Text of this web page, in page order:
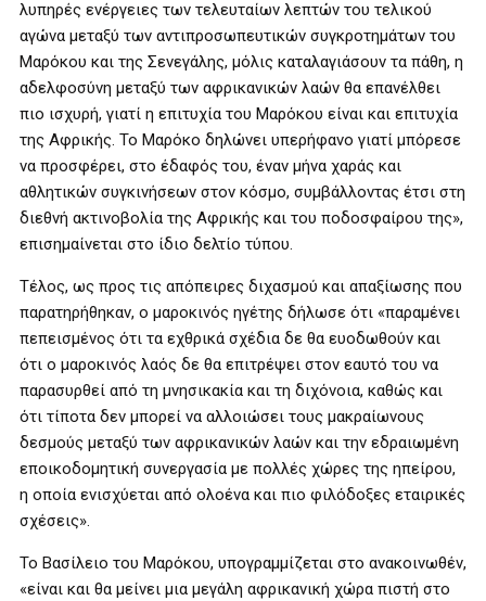
λυπηρές ενέργειες των τελευταίων λεπτών του τελικού
αγώνα μεταξύ των αντιπροσωπευτικών συγκροτημάτων του
Μαρόκου και της Σενεγάλης, μόλις καταλαγιάσουν τα πάθη, η
αδελφοσύνη μεταξύ των αφρικανικών λαών θα επανέλθει
πιο ισχυρή, γιατί η επιτυχία του Μαρόκου είναι και επιτυχία
της Αφρικής. Το Μαρόκο δηλώνει υπερήφανο γιατί μπόρεσε
να προσφέρει, στο έδαφός του, έναν μήνα χαράς και
αθλητικών συγκινήσεων στον κόσμο, συμβάλλοντας έτσι στη
διεθνή ακτινοβολία της Αφρικής και του ποδοσφαίρου της»,
επισημαίνεται στο ίδιο δελτίο τύπου.
Τέλος, ως προς τις απόπειρες διχασμού και απαξίωσης που
παρατηρήθηκαν, ο μαροκινός ηγέτης δήλωσε ότι «παραμένει
πεπεισμένος ότι τα εχθρικά σχέδια δε θα ευοδωθούν και
ότι ο μαροκινός λαός δε θα επιτρέψει στον εαυτό του να
παρασυρθεί από τη μνησικακία και τη διχόνοια, καθώς και
ότι τίποτα δεν μπορεί να αλλοιώσει τους μακραίωνους
δεσμούς μεταξύ των αφρικανικών λαών και την εδραιωμένη
εποικοδομητική συνεργασία με πολλές χώρες της ηπείρου,
η οποία ενισχύεται από ολοένα και πιο φιλόδοξες εταιρικές
σχέσεις».
Το Βασίλειο του Μαρόκου, υπογραμμίζεται στο ανακοινωθέν,
«είναι και θα μείνει μια μεγάλη αφρικανική χώρα πιστή στο